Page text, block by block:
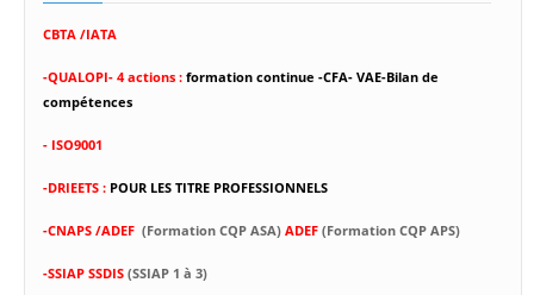
CBTA /IATA
-QUALOPI- 4 actions : formation continue -CFA- VAE-Bilan de
compétences
- ISO9001
-DRIEETS : POUR LES TITRE PROFESSIONNELS
-CNAPS /ADEF (Formation CQP ASA) ADEF (Formation CQP APS)
-SSIAP SSDIS (SSIAP 1 à 3)